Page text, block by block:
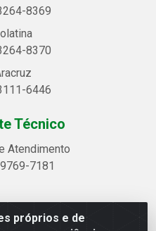
próprios e de
8369
8370
6446
Técnico
Atendimento
7181
- Avenida Alegre, 2521 -